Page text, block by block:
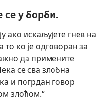
се у борби.
ако искаљујете гнев на
ко је одговоран за
да примените
се сва злобна
и погрдан говор
злоћом.“